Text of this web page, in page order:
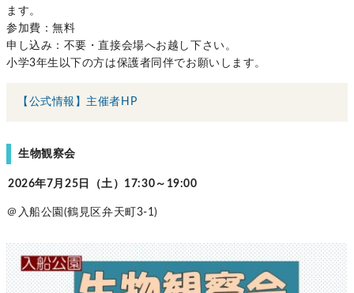
ます。
参加費：無料
申し込み：不要・直接会場へお越し下さい。
小学3年生以下の方は保護者同伴でお願いします。
【公式情報】主催者HP
生物観察会
2026年7月25日（土）17:30～19:00
＠入船公園(鶴見区弁天町3-1)